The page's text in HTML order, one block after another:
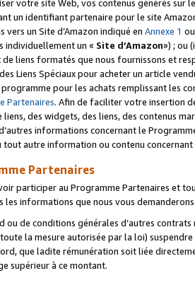
votre site Web, vos contenus générés
un identifiant partenaire pour le site
un Site d’Amazon indiqué en Annexe 1
individuellement un « Site d’Amazon») ; ou
liens formatés que nous fournissons et
Liens Spéciaux pour acheter un article
pour les achats remplissant les
Partenaires. Afin de faciliter votre insertion
des widgets, des liens, des contenus
informations concernant le
autre information ou contenu concernant
Partenaires
participer au Programme Partenaires et
informations que nous vous
de conditions générales d’autres
la mesure autorisée par la loi)
que ladite rémunération soit liée
supérieur à ce montant.